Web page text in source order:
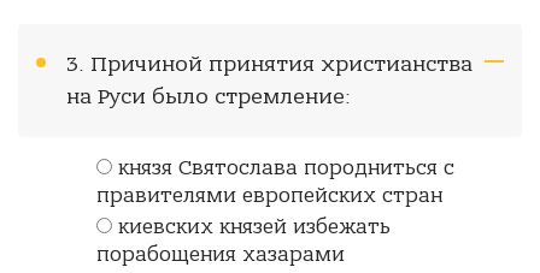
3. Причиной принятия христианства
на Руси было стремление:
князя Святослава породниться с
правителями европейских стран
киевских князей избежать
порабощения хазарами